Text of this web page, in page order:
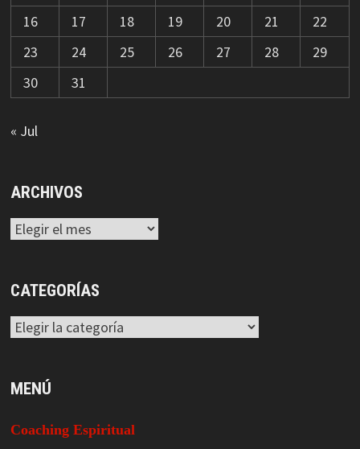
16
17 18 19 20 21
22
23
24 25 26 27 28
29
30
31
« Jul
ARCHIVOS
Archivos
CATEGORÍAS
Categorías
MENÚ
Coaching Espiritual